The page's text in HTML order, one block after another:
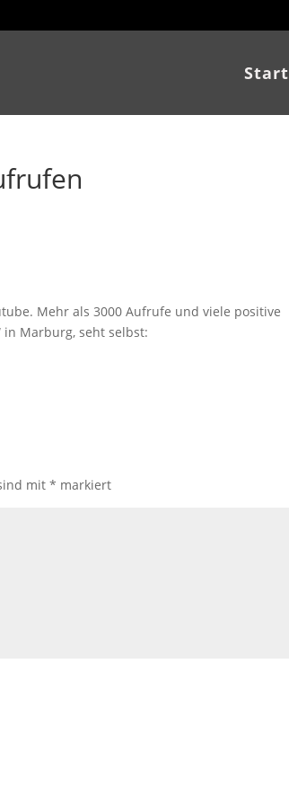
Start
Mehr als 3000 Aufrufe und viele positive
in Marburg, seht selbst:
mit* markiert